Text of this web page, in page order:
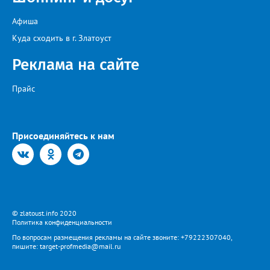
Афиша
Куда сходить в г. Златоуст
Реклама на сайте
Прайс
Присоединяйтесь к нам
© zlatoust.info 2020
Политика конфиденциальности
По вопросам размещения рекламы на сайте звоните: +79222307040,
пишите: target-profmedia@mail.ru